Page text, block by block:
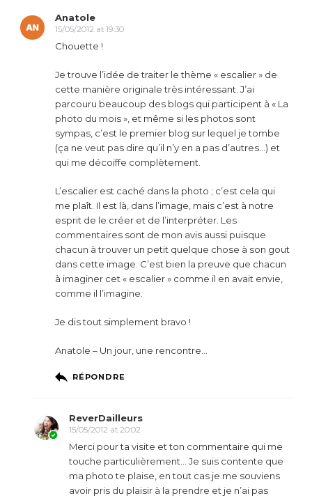
Anatole
15/05/2012 at 19:30
Chouette !
Je trouve l’idée de traiter le thème « escalier » de
cette manière originale très intéressant. J’ai
parcouru beaucoup des blogs qui participent à « La
photo du mois », et même si les photos sont
sympas, c’est le premier blog sur lequel je tombe
(ça ne veut pas dire qu’il n’y en a pas d’autres…) et
qui me décoiffe complètement.
L’escalier est caché dans la photo ; c’est cela qui
me plaît. Il est là, dans l’image, mais c’est à notre
esprit de le créer et de l’interpréter. Les
commentaires sont de mon avis aussi puisque
chacun à trouver un petit quelque chose à son gout
dans cette image. C’est bien la preuve que chacun
à imaginer cet « escalier » comme il en avait envie,
comme il l’imagine.
Je dis tout simplement bravo !
Anatole – Un jour, une rencontre…
RÉPONDRE
ReverDailleurs
15/05/2012 at 20:02
Merci pour ta visite et ton commentaire qui me
touche particulièrement… Je suis contente que
ma photo te plaise, en tout cas je me souviens
avoir pris du plaisir à la prendre et je n’ai pas